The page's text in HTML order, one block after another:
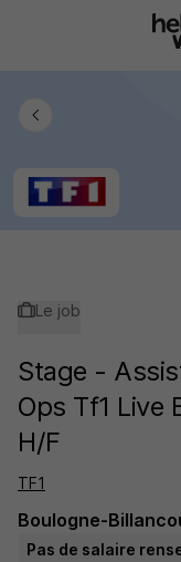
Le job
Stage -
Ops Tf1 Live
H/F
TF1
Boulogne-
Pas de salaire